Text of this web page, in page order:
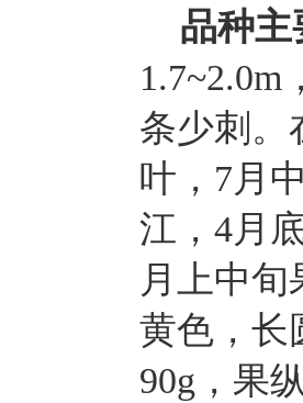
品种主
1.7~2.0m
条少刺 。
叶， 7月
江， 4月
月上中
黄色， 长
90g ，果